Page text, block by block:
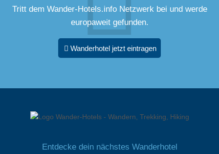
Tritt dem Wander-Hotels.info Netzwerk bei und werde
europaweit gefunden.
Wanderhotel jetzt eintragen
Entdecke dein nächstes Wanderhotel